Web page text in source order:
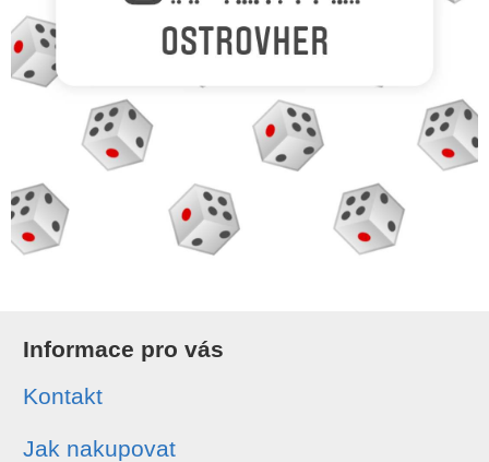
Informace pro vás
Kontakt
Jak nakupovat